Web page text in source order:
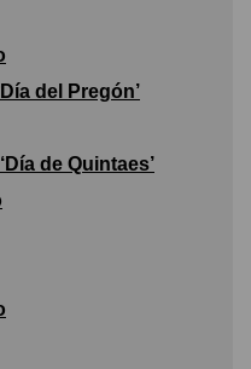
del Pregón’
de Quintaes’